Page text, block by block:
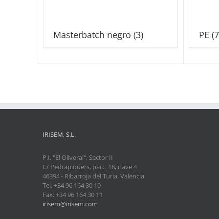
Masterbatch negro (3) PE
IRISEM, S.L.
P.I. "El Oliveral", Sector II
C/ Pedrapiquers, parc. 18, nave 4
46394 - Ribarroja del Turia, Valencia
Tel. +34 96 164 30 10
Fax: +34 96 164 30 11
irisem@irisem.com